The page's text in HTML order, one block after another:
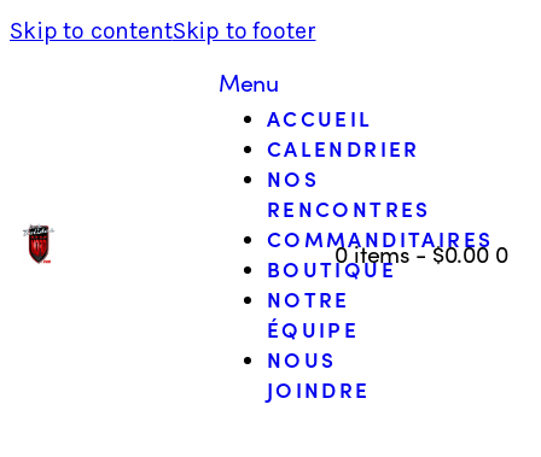
Skip to contentSkip to footer
Menu
ACCUEIL
CALENDRIER
NOS
RENCONTRES
COMMANDITAIRES
BOUTIQUE
NOTRE
ÉQUIPE
NOUS
JOINDRE
0 items-$0.00 0